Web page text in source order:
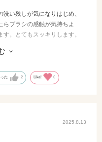
い残しが気になりはじめ、
らブラシの感触が気持ちよ
。とてもスッキリします。
ると嬉しいです。
た 2 Like! 0
2025.8.13